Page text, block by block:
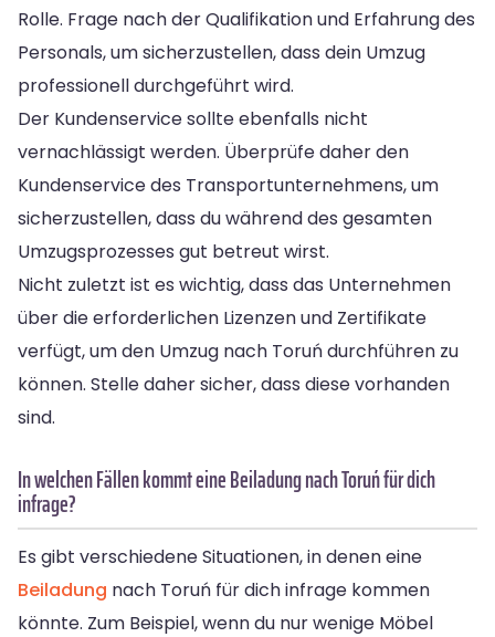
Rolle. Frage nach der Qualifikation und Erfahrung des
Personals, um sicherzustellen, dass dein Umzug
professionell durchgeführt wird.
Der Kundenservice sollte ebenfalls nicht
vernachlässigt werden. Überprüfe daher den
Kundenservice des Transportunternehmens, um
sicherzustellen, dass du während des gesamten
Umzugsprozesses gut betreut wirst.
Nicht zuletzt ist es wichtig, dass das Unternehmen
über die erforderlichen Lizenzen und Zertifikate
verfügt, um den Umzug nach Toruń durchführen zu
können. Stelle daher sicher, dass diese vorhanden
sind.
In welchen Fällen kommt eine Beiladung nach Toruń für dich
infrage?
Es gibt verschiedene Situationen, in denen eine
Beiladung nach Toruń für dich infrage kommen
könnte. Zum Beispiel, wenn du nur wenige Möbel